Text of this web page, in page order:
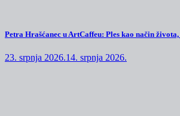
Petra Hrašćanec u ArtCaffeu: Ples kao način
23. srpnja 2026.14. srpnja 2026.